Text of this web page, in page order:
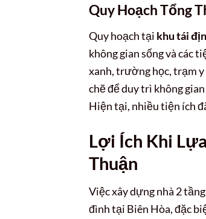
Quy Hoạch Tổng
Quy hoạch tại khu tái
không gian sống và các
xanh, trường học, trạm
chẽ để duy trì không
Hiện tại, nhiều tiện ích
Lợi Ích Khi
Thuận
Việc xây dựng nhà 2
đình tại Biên Hòa, đặc